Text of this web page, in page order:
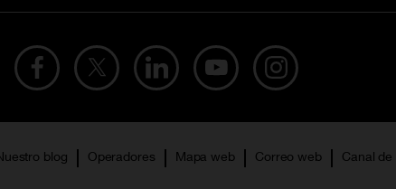
blog Operadores Mapa web Correo web Canal